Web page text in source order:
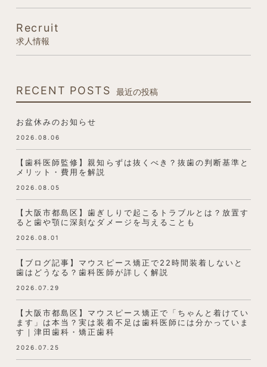
Recruit
求人情報
RECENT POSTS 最近の投稿
お盆休みのお知らせ
2026.08.06
【歯科医師監修】親知らずは抜くべき？抜歯の判断基準と
メリット・費用を解説
2026.08.05
【大阪市都島区】歯ぎしりで起こるトラブルとは？放置す
ると歯や顎に深刻なダメージを与えることも
2026.08.01
【ブログ記事】マウスピース矯正で22時間装着しないと
歯はどうなる？歯科医師が詳しく解説
2026.07.29
【大阪市都島区】マウスピース矯正で「ちゃんと着けてい
ます」は本当？実は装着不足は歯科医師には分かっていま
す｜津田歯科・矯正歯科
2026.07.25